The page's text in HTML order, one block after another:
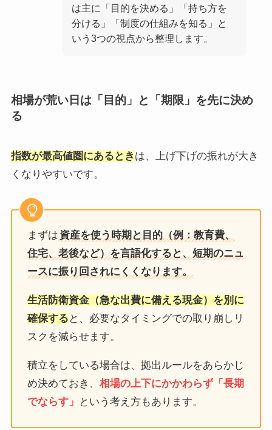
は主に「目的を決める」「持ち方を
分ける」「制度の仕組みを知る」と
いう3つの視点から整理します。
相場が荒い日は「目的」と「期限」を先に決め
る
指数が最高値圏にあるとき は、上げ下げの振れが大き
くなりやすいです。
まずは 資産を使う時期と目的（例：教育費、
住宅、老後など）を言語化すると、短期のニュ
ースに振り回されにくくなります。
生活防衛資金（急な出費に備える現金）を別に
確保する と、必要なタイミングでの取り崩しリ
スクを減らせます。
積立をしている場合は、拠出ルールをあらかじ
め決めておき、相場の上下にかかわらず「長期
でならす」
という考え方もあります。